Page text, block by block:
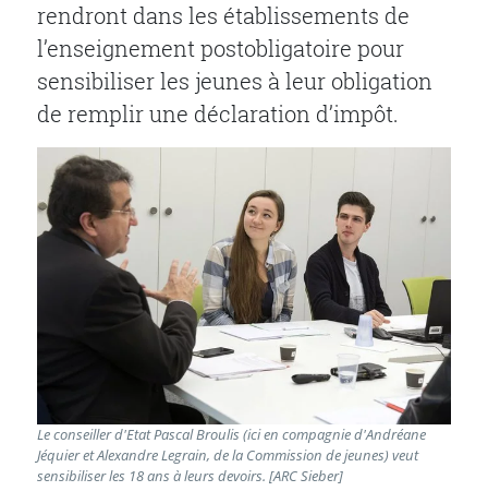
rendront dans les établissements de
l’enseignement postobligatoire pour
sensibiliser les jeunes à leur obligation
de remplir une déclaration d’impôt.
Le conseiller d'Etat Pascal Broulis (ici en compagnie d'Andréane
Jéquier et Alexandre Legrain, de la Commission de jeunes) veut
sensibiliser les 18 ans à leurs devoirs. [ARC Sieber]